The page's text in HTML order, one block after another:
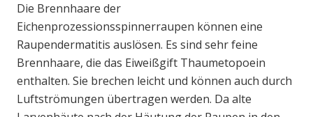
Die Brennhaare der
Eichenprozessionsspinnerraupen können eine
Raupendermatitis auslösen. Es sind sehr feine
Brennhaare, die das Eiweißgift Thaumetopoein
enthalten. Sie brechen leicht und können auch durch
Luftströmungen übertragen werden. Da alte